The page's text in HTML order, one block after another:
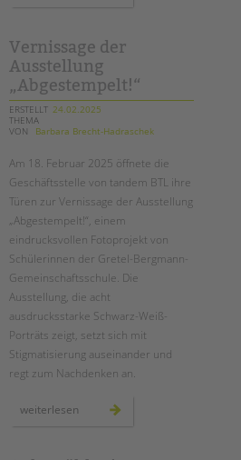
ein
zeichen
gegen
sexualisierte
gewalt
Vernissage der
Ausstellung
„Abgestempelt!“
ERSTELLT 24.02.2025
THEMA
VON
Barbara Brecht-Hadraschek
Am 18. Februar 2025 öffnete die
Geschäftsstelle von tandem BTL ihre
Türen zur Vernissage der Ausstellung
„Abgestempelt!“, einem
eindrucksvollen Fotoprojekt von
Schülerinnen der Gretel-Bergmann-
Gemeinschaftsschule. Die
Ausstellung, die acht
ausdrucksstarke Schwarz-Weiß-
Porträts zeigt, setzt sich mit
Stigmatisierung auseinander und
regt zum Nachdenken an.
weiterlesen vernissage